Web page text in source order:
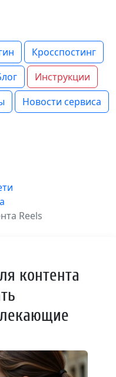
Кросспостинг
Инструкции
Новости сервиса
Reels
контента